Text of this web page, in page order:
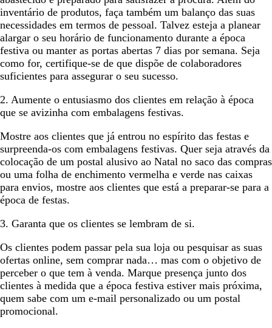
inventário de produtos, faça também um balanço das suas
necessidades em termos de pessoal. Talvez esteja a planear
alargar o seu horário de funcionamento durante a época
festiva ou manter as portas abertas 7 dias por semana. Seja
como for, certifique-se de que dispõe de colaboradores
suficientes para assegurar o seu sucesso.
2. Aumente o entusiasmo dos clientes em relação à época
que se avizinha com embalagens festivas.
Mostre aos clientes que já entrou no espírito das festas e
surpreenda-os com embalagens festivas. Quer seja através da
colocação de um postal alusivo ao Natal no saco das compras
ou uma folha de enchimento vermelha e verde nas caixas
para envios, mostre aos clientes que está a preparar-se para a
época de festas.
3. Garanta que os clientes se lembram de si.
Os clientes podem passar pela sua loja ou pesquisar as suas
ofertas online, sem comprar nada… mas com o objetivo de
perceber o que tem à venda. Marque presença junto dos
clientes à medida que a época festiva estiver mais próxima,
quem sabe com um e-mail personalizado ou um postal
promocional.